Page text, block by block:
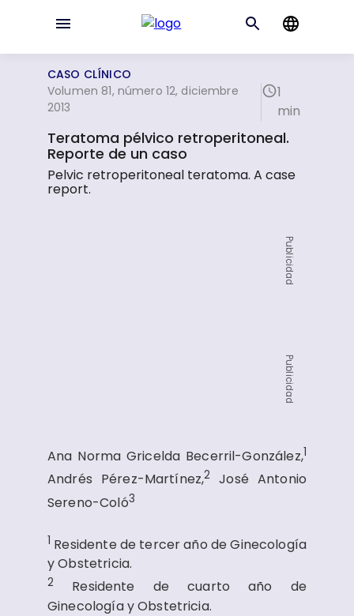
CASO CLÍNICO
Volumen 81, número 12, diciembre
2013
1
min
Teratoma pélvico retroperitoneal.
Reporte de un caso
Pelvic retroperitoneal teratoma. A case
report.
Publicidad
Publicidad
Ana Norma Gricelda Becerril-González,1
Andrés Pérez-Martínez,2
José Antonio
Sereno-Coló3
1 Residente de tercer año de Ginecología
y Obstetricia.
2 Residente de cuarto año de
Ginecología y Obstetricia.